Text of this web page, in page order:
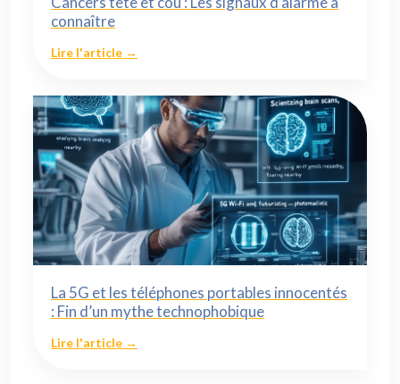
connaître
Lire l'article →
La 5G et les téléphones portables innocentés
: Fin d’un mythe technophobique
Lire l'article →